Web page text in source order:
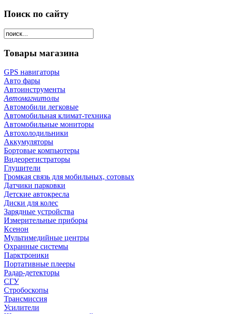
Поиск по сайту
Товары магазина
GPS навигаторы
Авто фары
Автоинструменты
Автомагнитолы
Автомобили легковые
Автомобильная климат-техника
Автомобильные мониторы
Автохолодильники
Аккумуляторы
Бортовые компьютеры
Видеорегистраторы
Глушители
Громкая связь для мобильных, сотовых
Датчики парковки
Детские автокресла
Диски для колес
Зарядные устройства
Измерительные приборы
Ксенон
Мультимедийные центры
Охранные системы
Парктроники
Портативные плееры
Радар-детекторы
СГУ
Стробоскопы
Трансмиссия
Усилители